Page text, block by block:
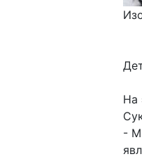
На
-